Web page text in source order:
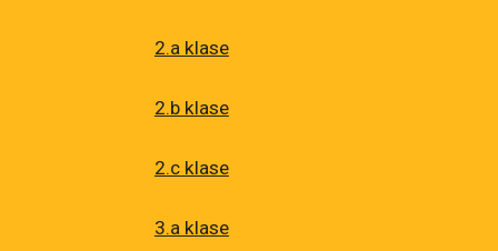
2.a klase
2.b klase
2.c klase
3.a klase